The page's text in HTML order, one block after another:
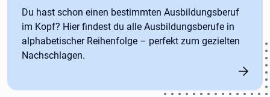
Du hast schon einen bestimmten Ausbildungsberuf
im Kopf? Hier findest du alle Ausbildungsberufe in
alphabetischer Reihenfolge – perfekt zum gezielten
Nachschlagen.